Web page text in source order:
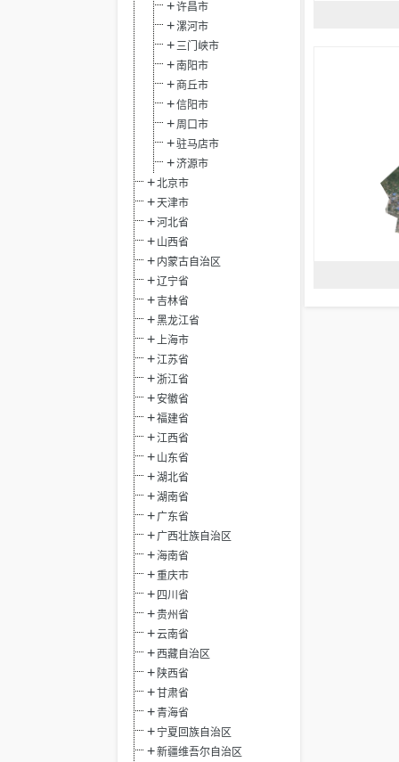
许昌市
漯河市
三门峡市
南阳市
商丘市
信阳市
周口市
驻马店市
济源市
北京市
天津市
河北省
山西省
内蒙古自治区
辽宁省
吉林省
黑龙江省
上海市
江苏省
浙江省
安徽省
福建省
江西省
山东省
湖北省
湖南省
广东省
广西壮族自治区
海南省
重庆市
四川省
贵州省
云南省
西藏自治区
陕西省
甘肃省
青海省
宁夏回族自治区
新疆维吾尔自治区